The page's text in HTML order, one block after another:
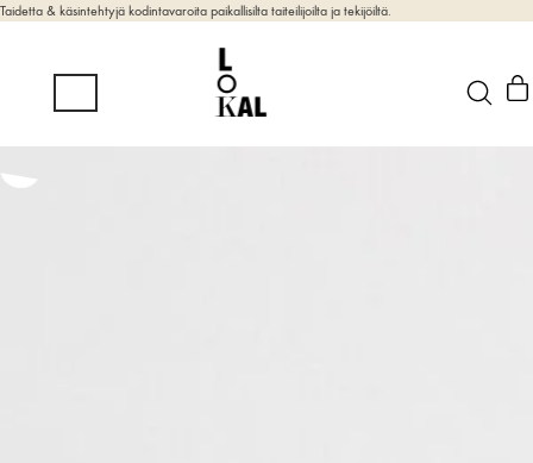
Taidetta & käsintehtyjä kodintavaroita paikallisilta taiteilijoilta ja tekijöiltä.